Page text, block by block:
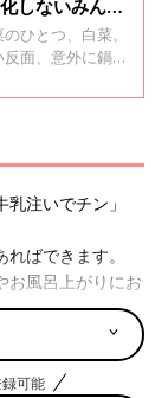
しないみんな
ひとつ、白菜。
面、意外に鍋ば
イト「ウィメン
いただきまし
注いでチン」
ばできます。
お風呂上がりにお
アイスコーヒーに
費できます。冬
可能